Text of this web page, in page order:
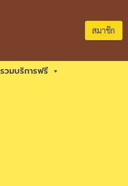
สมาชิก
รวมบริการฟรี